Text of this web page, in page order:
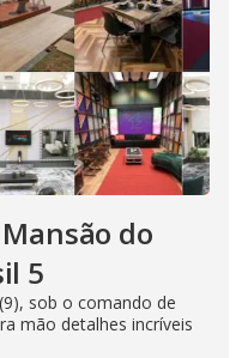
do
5
sob o comando de
mão detalhes incríveis